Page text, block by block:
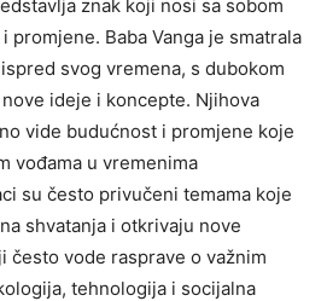
znak koji nosi sa sobom
promjene. Baba Vanga je smatrala
svog vremena, s dubokom
ideje i koncepte. Njihova
vide budućnost i promjene koje
vođama u vremenima
su često privučeni temama koje
shvatanja i otkrivaju nove
često vode rasprave o važnim
tehnologija i socijalna